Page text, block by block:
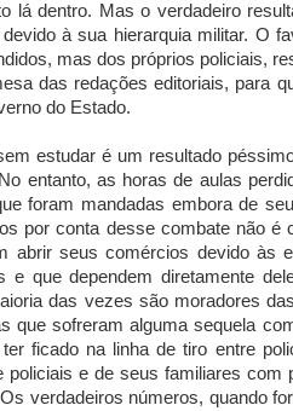
lá dentro. Mas o verdadeiro
devido à sua hierarquia militar. O
mas dos próprios policiais,
das redações editoriais, para
do Estado.
estudar é um resultado
entanto, as horas de aulas
foram mandadas embora de
por conta desse combate não é
abrir seus comércios devido às
e que dependem diretamente
das vezes são moradores
que sofreram alguma sequela
ficado na linha de tiro entre
policiais e de seus familiares
verdadeiros números, quando